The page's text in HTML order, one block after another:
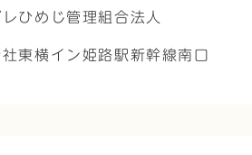
ひめじ管理組合法人
東横イン姫路駅新幹線南口